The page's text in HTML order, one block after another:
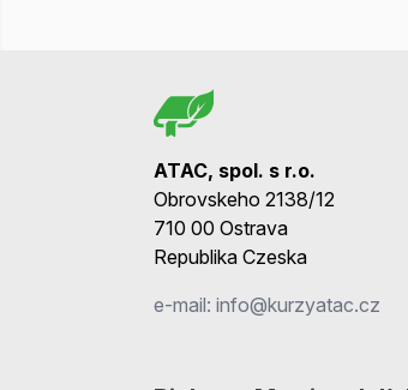
ATAC, spol. s r.o.
Obrovskeho 2138/12
710 00 Ostrava
Republika Czeska
e-mail: info@kurzyatac.cz